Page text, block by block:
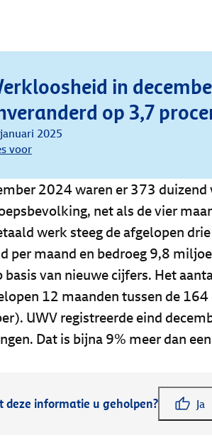
in
op 3,7
2025
voor
2024 waren er 373
net als de vier
werk steeg de afgelopen
per maand en bedroeg 9,8
basis van nieuwe cijfers. Het
12 maanden tussen de
UWV registreerde eind
Dat is bijna 9% meer dan
deze informatie u geholpen? Ja